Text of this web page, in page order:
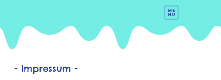
- Impressum -